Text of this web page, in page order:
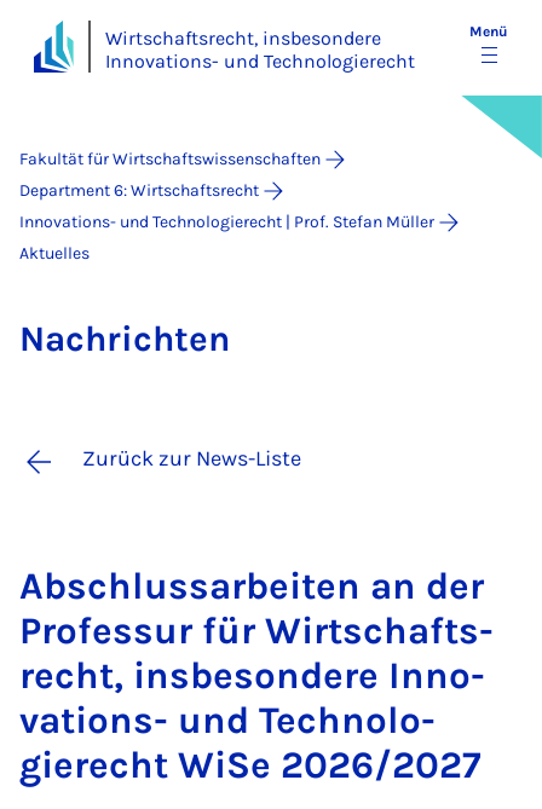
Wirtschaftsrecht, insbesondere
Innovations- und Technologierecht
Menü
Fakultät für Wirtschaftswissenschaften
Department 6: Wirtschaftsrecht
Innovations- und Technologierecht | Prof. Stefan Müller
Aktuelles
Nach­rich­ten
Zurück zur News-Liste
Ab­schluss­a­r­bei­ten an der
Pro­fes­sur für Wirt­schafts­
recht, ins­be­son­de­re In­no­
va­ti­ons- und Tech­no­lo­
gierecht Wi­Se 2026/2027